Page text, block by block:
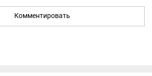
Комментировать